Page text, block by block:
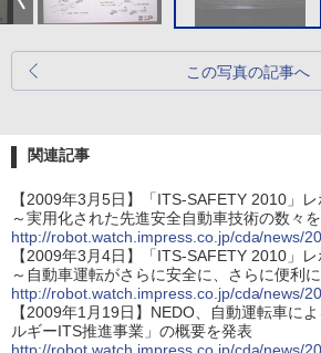
この写真の記事へ
関連記事
【2009年3月5日】「ITS-SAFETY 2010」
～実用化された先進安全自動車技術の数々
http://robot.watch.impress.co.jp/cda/news/
【2009年3月4日】「ITS-SAFETY 2010」
～自動車運転がさらに安全に、さらに便利
http://robot.watch.impress.co.jp/cda/news/
【2009年1月19日】NEDO、自動運転車に
ルギーITS推進事業」の概要を発表